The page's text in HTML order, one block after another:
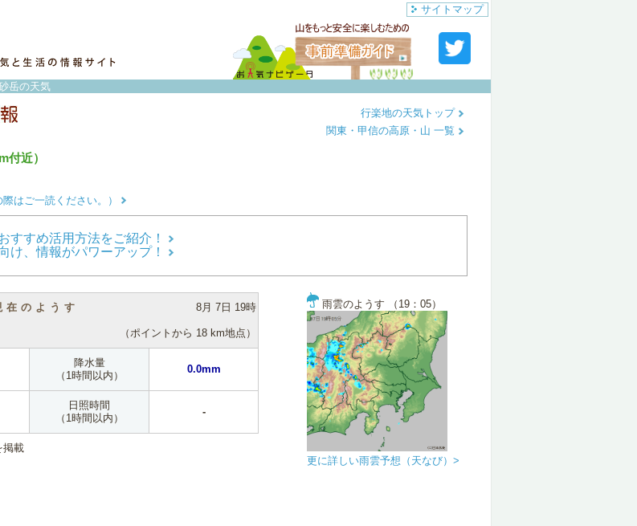
サイトマップ
岳の天気
付近）
行楽地の天気トップ
関東・甲信の高原・山 一覧
はご一読ください。）
すすめ活用方法をご紹介！
け、情報がパワーアップ！
在のようす 8月 7日 19時
（ポイントから 18 km地点）
降水量
（1時間以内）
0.0mm
日照時間
（1時間以内）
-
掲載
雨雲のようす （19：05）
更に詳しい雨雲予想（天なび）>